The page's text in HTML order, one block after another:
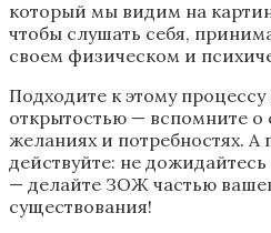
который мы видим на
чтобы слушать себя,
своем физическом и
Подходите к этому
открытостью — вспомните о
желаниях и потребностях. А
действуйте: не
— делайте ЗОЖ частью
существования!